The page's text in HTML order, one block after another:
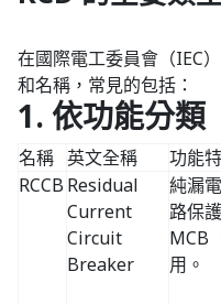
在國際電工委員會（IEC
和名稱，常見的包括：
1. 依功能分類
名稱 英文全稱 功能
RCCB Residual
Current
Circuit
Breaker
純漏
路保
MCB
用。